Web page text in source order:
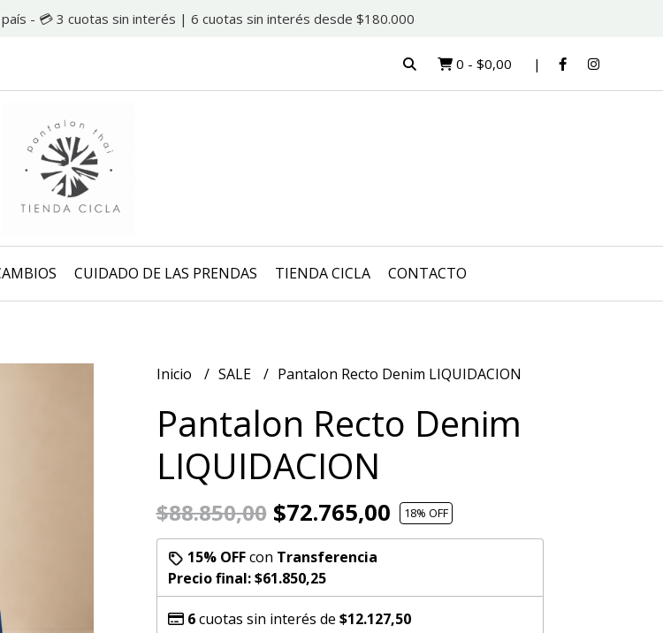
- 💳 3 cuotas sin interés | 6 cuotas sin interés desde $180.000
0 - $0,00
CUIDADO DE LAS PRENDAS TIENDA CICLA CONTACTO
Inicio SALE Pantalon Recto Denim LIQUIDACION
Pantalon Recto Denim
LIQUIDACION
$88.850,00$72.765,00 18% OFF
15% OFFcon Transferencia
Precio final:$61.850,25
6cuotas sin interés de $12.127,50